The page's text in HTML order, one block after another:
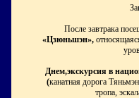
После завтрака
«Цзюньшэн»,
Днем,экскурсия в
(канатная дорога
тропа,